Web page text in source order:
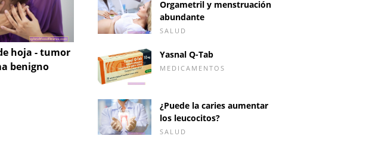
hoja - tumor
benigno
Artroplastia de rodilla:
¿que es esta cirugía y
cuales son sus efectos?
en las bragas tras ser
Orgametril y menstruación
abundante
SALUD
Yasnal Q-Tab
MEDICAMENTOS
¿Puede la caries aumentar
los leucocitos?
SALUD